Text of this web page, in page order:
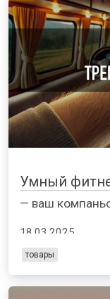
Умный
— ваш
18.03.2025
товары